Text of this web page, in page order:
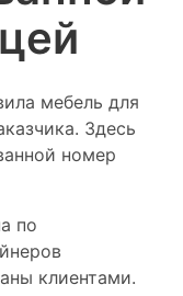
мебель для
Здесь
номер
по
клиентами.